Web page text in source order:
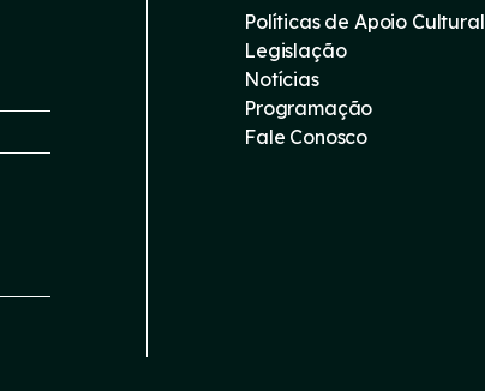
Políticas de Apoio Cultural
Legislação
Notícias
Programação
Fale Conosco